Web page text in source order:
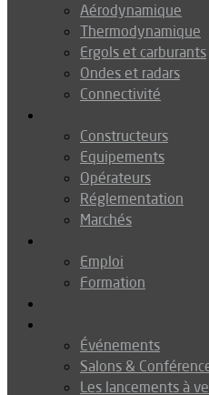
Aérodynamique
Thermodynamique
Ergols et carburants
Ondes et radars
Connectivité
Constructeurs
Equipements
Opérateurs
Réglementation
Marchés
Emploi
Formation
Événements
Salons &
Les lancements à